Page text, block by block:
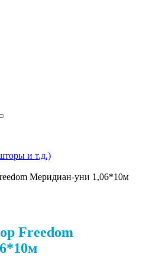
и т.д.)
Меридиан-уни 1,06*10м
Freedom